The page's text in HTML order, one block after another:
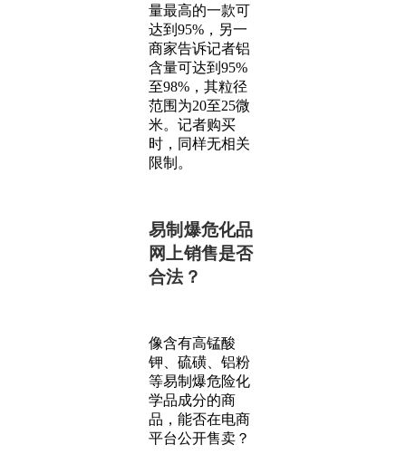
量最高的一款可
达到95%，另一
商家告诉记者铝
含量可达到95%
至98%，其粒径
范围为20至25微
米。记者购买
时，同样无相关
限制。
易制爆危化品
网上销售是否
合法？
像含有高锰酸
钾、硫磺、铝粉
等易制爆危险化
学品成分的商
品，能否在电商
平台公开售卖？